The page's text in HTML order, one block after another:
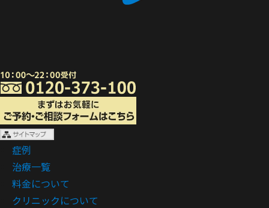
症例
治療一覧
料金について
クリニックについて